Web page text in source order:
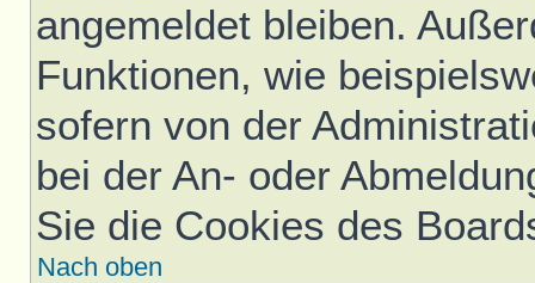
angemeldet bleiben.
Funktionen, wie
sofern von der
bei der An- oder
Sie die Cookies des
Nach oben